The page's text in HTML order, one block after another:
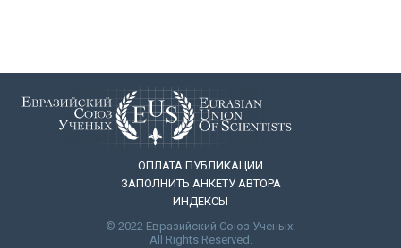
ОПЛАТА ПУБЛИКАЦИИ
ЗАПОЛНИТЬ АНКЕТУ АВТОРА
ИНДЕКСЫ
© 2022 Евразийский Союз Ученых.
All Rights Reserved.